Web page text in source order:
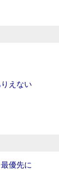
えない
優先に